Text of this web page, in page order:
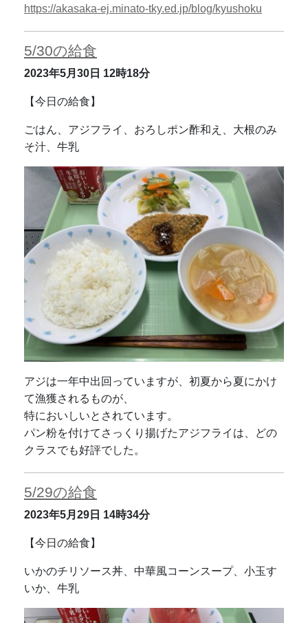
https://akasaka-ej.minato-tky.ed.jp/blog/kyushoku
5/30の給食
2023年5月30日 12時18分
【今日の給食】
ごはん、アジフライ、おろしポン酢和え、大根のみ
そ汁、牛乳
アジは一年中出回っていますが、初夏から夏にかけ
て漁獲されるものが、
特においしいとされています。
パン粉を付けてさっくり揚げたアジフライは、どの
クラスでも好評でした。
5/29の給食
2023年5月29日 14時34分
【今日の給食】
いかのチリソース丼、中華風コーンスープ、小玉す
いか、牛乳